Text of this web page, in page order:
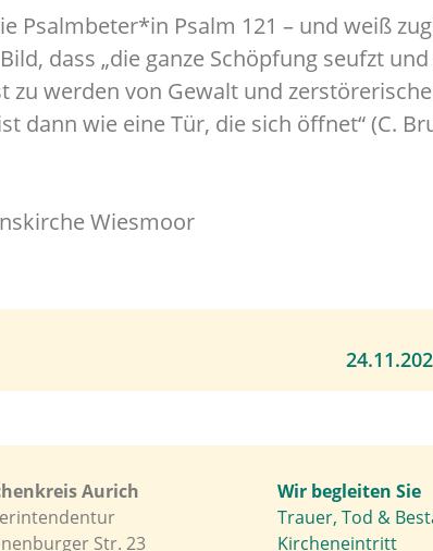
Psalmbeter*in Psalm 121 – und weiß
dass „die ganze Schöpfung seufzt
zu werden von Gewalt und
dann wie eine Tür, die sich öffnet“ (C.
Wiesmoor
Aurich
Str. 23
Wir begleiten Sie
Trauer, Tod &
Kircheneintritt